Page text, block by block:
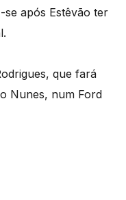
após Estêvão ter
que fará
Nunes, num Ford